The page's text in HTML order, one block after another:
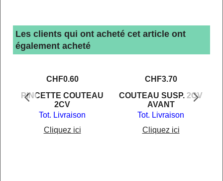
Les clients qui ont acheté cet article ont
également acheté
CHF0.60
PINCETTE COUTEAU
2CV
Tot. Livraison
Cliquez ici
CHF3.70
COUTEAU SUSP. 2CV
AVANT
Tot. Livraison
Cliquez ici